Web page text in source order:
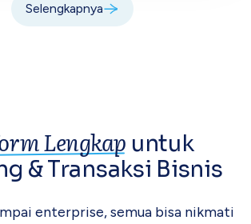
Selengkapnya
Lengkap untuk
&Transaksi Bisnis
enterprise, semua bisa nikmati